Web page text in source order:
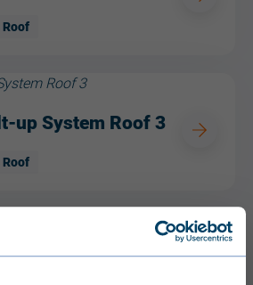
Roof
up System Roof 3
Roof